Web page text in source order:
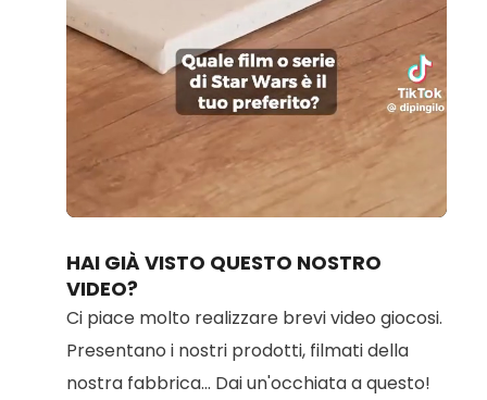
HAI GIÀ VISTO QUESTO NOSTRO
VIDEO?
Ci piace molto realizzare brevi video giocosi.
Presentano i nostri prodotti, filmati della
nostra fabbrica... Dai un'occhiata a questo!